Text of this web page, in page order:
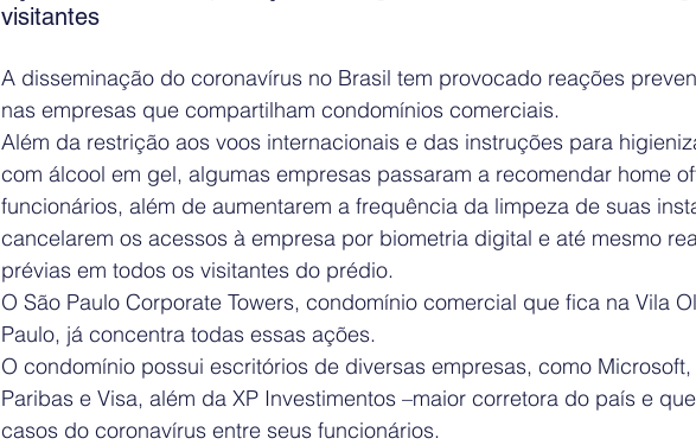
visitantes
A disseminação do coronavírus no Brasil tem provocado reações
nas empresas que compartilham condomínios comerciais.
Além da restrição aos voos internacionais e das instruções para
com álcool em gel, algumas empresas passaram a recomendar home
funcionários, além de aumentarem a frequência da limpeza de suas
cancelarem os acessos à empresa por biometria digital e até mesmo
prévias em todos os visitantes do prédio.
O São Paulo Corporate Towers, condomínio comercial que fica na Vila
Paulo, já concentra todas essas ações.
O condomínio possui escritórios de diversas empresas, como Microsoft,
Paribas e Visa, além da XP Investimentos –maior corretora do país e
casos do coronavírus entre seus funcionários.